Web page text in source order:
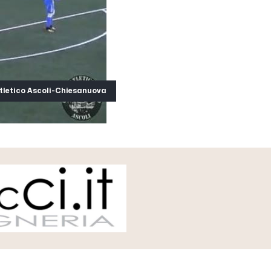
Ascoli-Chiesanuova